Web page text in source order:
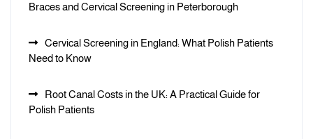
Braces and Cervical Screening in Peterborough
Cervical Screening in England: What Polish Patients
Need to Know
Root Canal Costs in the UK: A Practical Guide for
Polish Patients